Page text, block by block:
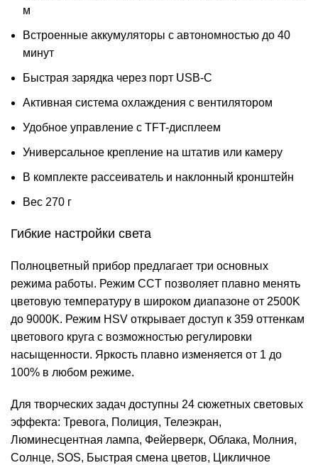
м
Встроенные аккумуляторы с автономностью до 40
минут
Быстрая зарядка через порт USB-C
Активная система охлаждения с вентилятором
Удобное управление с TFT-дисплеем
Универсальное крепление на штатив или камеру
В комплекте рассеиватель и наклонный кронштейн
Вес 270 г
Гибкие настройки света
Полноцветный прибор предлагает три основных
режима работы. Режим CCT позволяет плавно менять
цветовую температуру в широком диапазоне от 2500K
до 9000K. Режим HSV открывает доступ к 359 оттенкам
цветового круга с возможностью регулировки
насыщенности. Яркость плавно изменяется от 1 до
100% в любом режиме.
Для творческих задач доступны 24 сюжетных световых
эффекта: Тревога, Полиция, Телеэкран,
Люминесцентная лампа, Фейерверк, Облака, Молния,
Солнце, SOS, Быстрая смена цветов, Цикличное